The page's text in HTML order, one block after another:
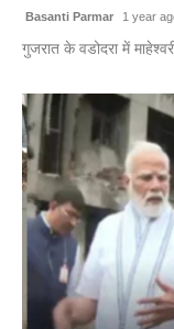
Basanti Parmar 1 year
गुजरात के वडोदरा में